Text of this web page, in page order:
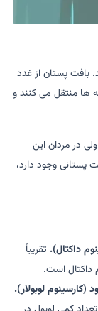
بافت پستان از غدد
ها منتقل می کنند و
در مردان این
پستانی وجود دارد،
داکتال). تقریباً
داکتال است.
لوبولار).